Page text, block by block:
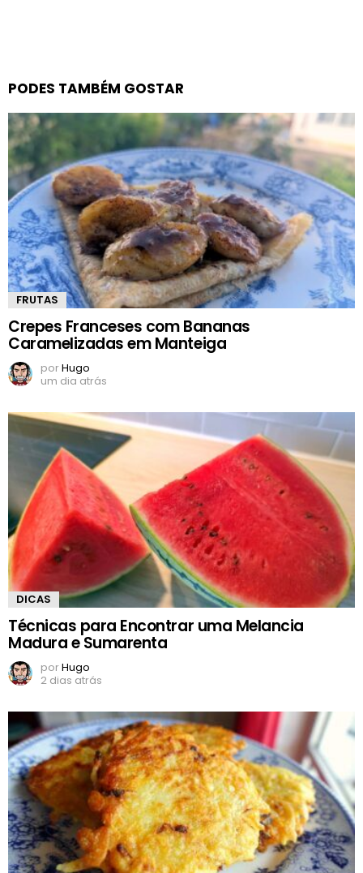
PODES TAMBÉM GOSTAR
FRUTAS
Crepes Franceses com Bananas
Caramelizadas em Manteiga
porHugo
um dia atrás
DICAS
Técnicas para Encontrar uma Melancia
Madura e Sumarenta
porHugo
2 dias atrás